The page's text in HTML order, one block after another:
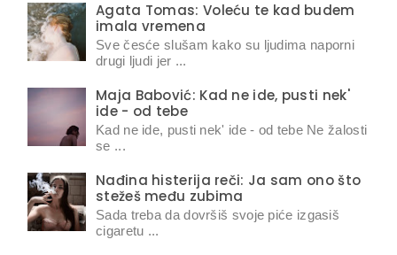
Agata Tomas: Voleću te kad budem
imala vremena
Sve česće slušam kako su ljudima naporni
drugi ljudi jer ...
Maja Babović: Kad ne ide, pusti nek'
ide - od tebe
Kad ne ide, pusti nek' ide - od tebe Ne žalosti
se ...
Nađina histerija reči: Ja sam ono što
stežeš među zubima
Sada treba da dovršiš svoje piće izgasiš
cigaretu ...